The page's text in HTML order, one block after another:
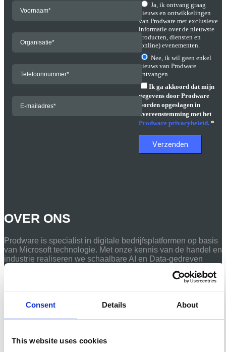
Consent Details About
This website uses cookies
Ja, ik ontvang graag
nieuws en ontwikkelingen
van Prodware met exclusieve
informatie over de nieuwste
producten, diensten en
(online) evenementen.
Nee, ik wil geen enkel
nieuws van Prodware
ontvangen.
Ik ga akkoord dat mijn
gegevens door Prodware
worden opgeslagen in
overeenstemming met het
Prodware privacybeleid. *
OVER ONS
Prodware is specialist in digitale bedrijfsplatformen op basis
van Microsoft technologie. Met onze kennis van de handel en
industrie realiseren we schaalbare AI en Data-gedreven
platformen die aansluiten op jouw bedrijfsprocessen.
VOLG ONS